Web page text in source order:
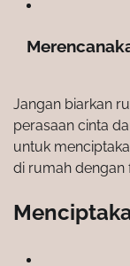
Jangan biarkan
perasaan cinta
untuk
di rumah dengan